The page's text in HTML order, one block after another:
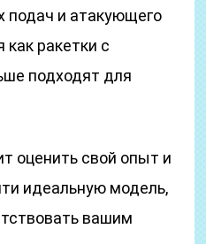
подач и атакующего
как ракетки с
подходят для
оценить свой опыт и
идеальную модель,
вашим